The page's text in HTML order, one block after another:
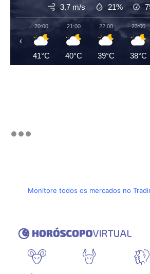
3.7 m/s 21%
20:00
41°C
21:00
40°C
22:00
39°C
23:00
38°C
‹
Monitore todos os mercados no